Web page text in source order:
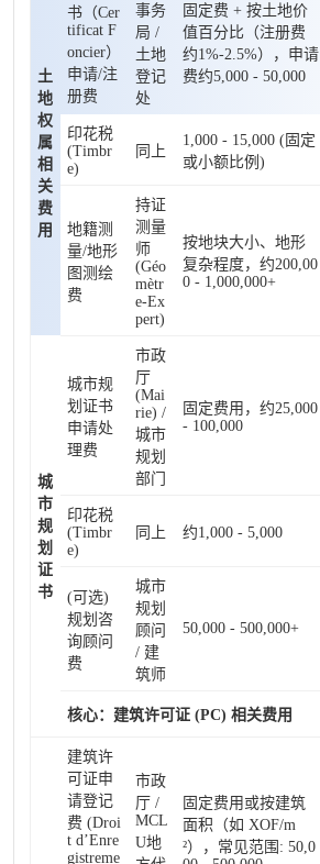
土
地
权
属
相
关
费
用
书（Cer
tificat F
oncier）
申请/注
册费
事务
局 /
土地
登记
处
固定费 + 按土地价
值百分比（注册费
约1%-2.5%），申请
费约5,000 - 50,000
印花税
(Timbr
e)
同上
1,000 - 15,000 (固定
或小额比例)
地籍测
量/地形
图测绘
费
持证
测量
师
(Géo
mètr
e-Ex
pert)
按地块大小、地形
复杂程度，约200,00
0 - 1,000,000+
城
市
规
划
证
书
城市规
划证书
申请处
理费
市政
厅
(Mai
rie) /
城市
规划
部门
固定费用，约25,000
- 100,000
印花税
(Timbr
e)
同上 约1,000 - 5,000
(可选)
规划咨
询顾问
费
城市
规划
顾问
/ 建
筑师
50,000 - 500,000+
核心：建筑许可证 (PC) 相关费用
建筑许
可证申
请登记
费 (Droi
t d’Enre
gistreme
市政
厅 /
MCL
U地
固定费用或按建筑
面积（如 XOF/m
²），常见范围: 50,0